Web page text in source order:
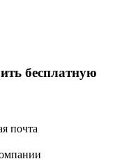
бесплатную
почта